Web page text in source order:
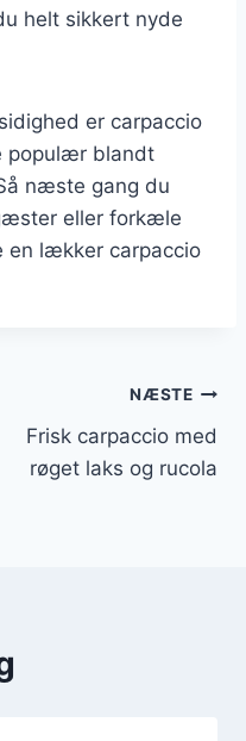
helt sikkert nyde
er carpaccio
populær blandt
næste gang du
eller forkæle
en lækker carpaccio
NÆSTE
Frisk carpaccio med
røget laks og rucola